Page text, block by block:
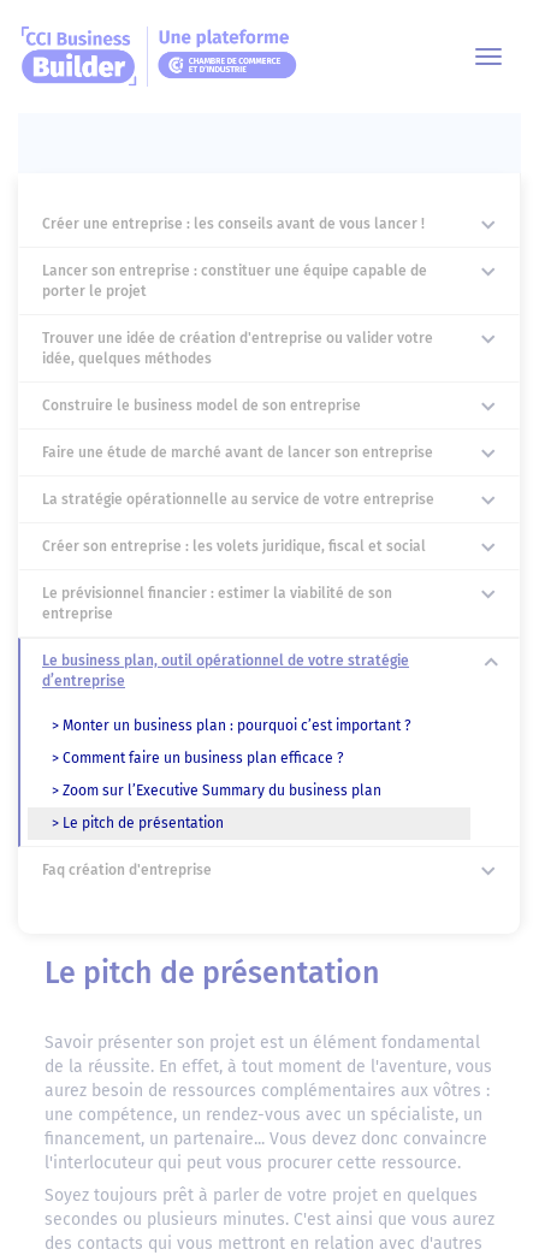
Créer une entreprise : les conseils avant de vous lancer !
Lancer son entreprise : constituer une équipe capable de
porter le projet
Trouver une idée de création d'entreprise ou valider votre
idée, quelques méthodes
Construire le business model de son entreprise
Faire une étude de marché avant de lancer son entreprise
La stratégie opérationnelle au service de votre entreprise
Créer son entreprise : les volets juridique, fiscal et social
Le prévisionnel financier : estimer la viabilité de son
entreprise
Le business plan, outil opérationnel de votre stratégie
d’entreprise
> Monter un business plan : pourquoi c’est important ?
> Comment faire un business plan efficace ?
> Zoom sur l’Executive Summary du business plan
> Le pitch de présentation
Faq création d'entreprise
Le pitch de présentation
Savoir présenter son projet est un élément fondamental
de la réussite. En effet, à tout moment de l'aventure, vous
aurez besoin de ressources complémentaires aux vôtres :
une compétence, un rendez-vous avec un spécialiste, un
financement, un partenaire... Vous devez donc convaincre
l'interlocuteur qui peut vous procurer cette ressource.
Soyez toujours prêt à parler de votre projet en quelques
secondes ou plusieurs minutes. C'est ainsi que vous aurez
des contacts qui vous mettront en relation avec d'autres